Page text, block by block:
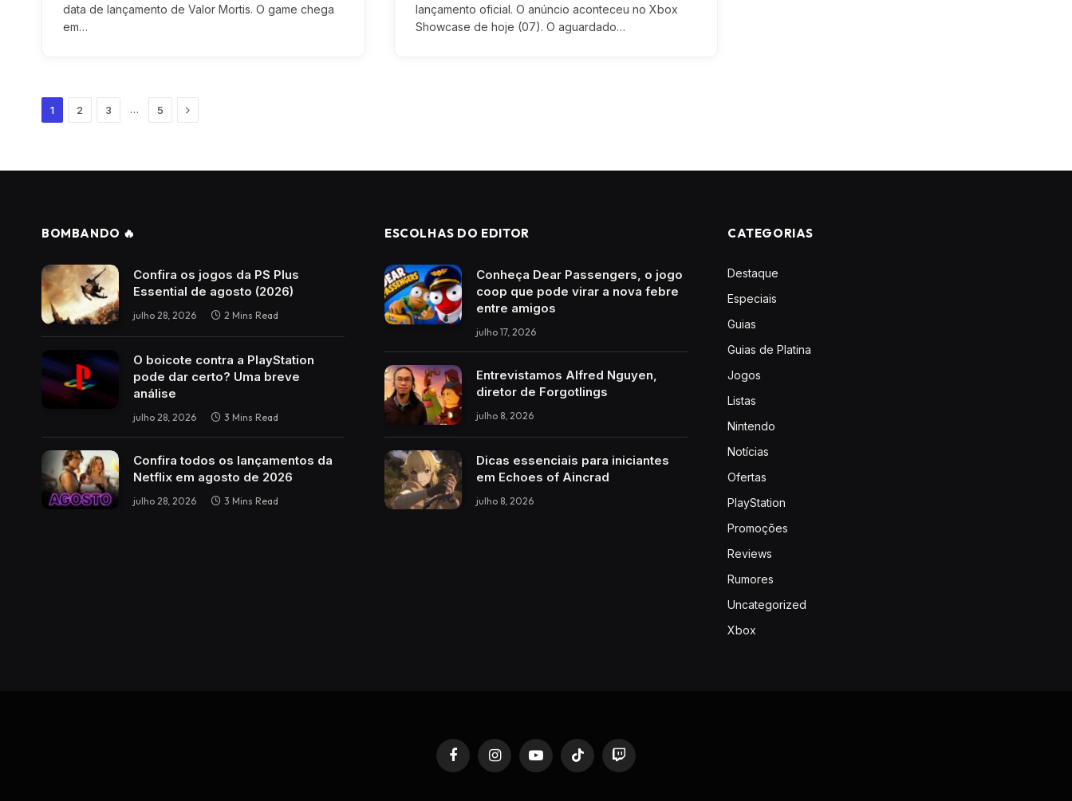
data de lançamento de Valor Mortis. O game chega
em…
lançamento oficial. O anúncio aconteceu no Xbox
Showcase de hoje (07). O aguardado…
1 2 3 … 5 Next
BOMBANDO 🔥
Confira os jogos da PS Plus
Essential de agosto (2026)
julho 28, 2026 2 Mins Read
O boicote contra a PlayStation
pode dar certo? Uma breve
análise
julho 28, 2026 3 Mins Read
Confira todos os lançamentos da
Netflix em agosto de 2026
julho 28, 2026 3 Mins Read
ESCOLHAS DO EDITOR
Conheça Dear Passengers, o jogo
coop que pode virar a nova febre
entre amigos
julho 17, 2026
Entrevistamos Alfred Nguyen,
diretor de Forgotlings
julho 8, 2026
Dicas essenciais para iniciantes
em Echoes of Aincrad
julho 8, 2026
CATEGORIAS
Destaque
Especiais
Guias
Guias de Platina
Jogos
Listas
Nintendo
Notícias
Ofertas
PlayStation
Promoções
Reviews
Rumores
Uncategorized
Xbox
FacebookInstagramYouTubeTikTok Twitch